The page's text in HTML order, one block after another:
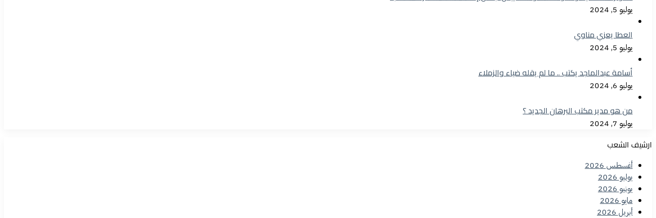
يوليو 5, 2024
العطا يعزي مناوي
يوليو 5, 2024
أسامة عبدالماجد يكتب .. ما لم يقله ضياء والزملاء
يوليو 6, 2024
من هو مدير مكتب البرهان الجديد ؟
يوليو 7, 2024
ارشيف الشعب
أغسطس 2026
يوليو 2026
يونيو 2026
مايو 2026
أبريل 2026